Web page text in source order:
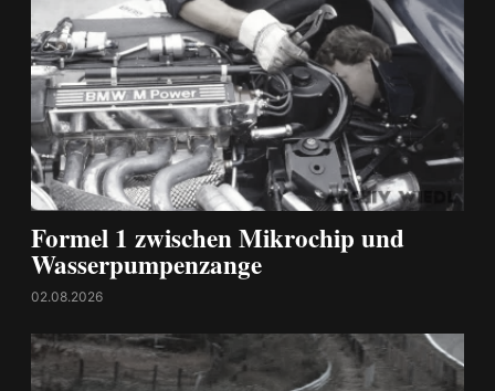
Formel 1 zwischen Mikrochip und
Wasserpumpenzange
02.08.2026